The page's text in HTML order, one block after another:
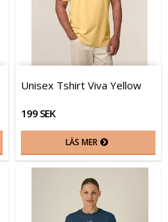
Unisex Tshirt Viva Yellow
199 SEK
LÄS MER